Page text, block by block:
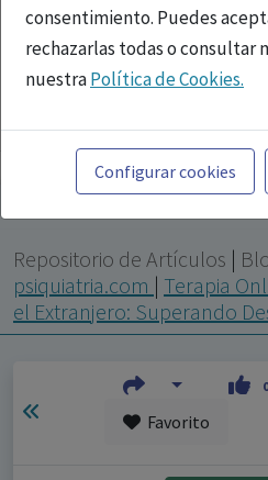
consentimiento. Puedes
rechazarlas todas o consultar
nuestraPolítica de Cookies.
Toda la información incluida
referida a productos del
tanto, dirigida a
facultados para prescribir o
con ejercicio profesional. La
fármacos se facilita a título
siendo responsabilidad de los
facultados prescribir
caso concreto, el tratamiento
necesidades del paciente.
Configurar cookies
Repositorio de Artículos |
psiquiatria.com | Terapia
el Extranjero: Superando
0
Favorito